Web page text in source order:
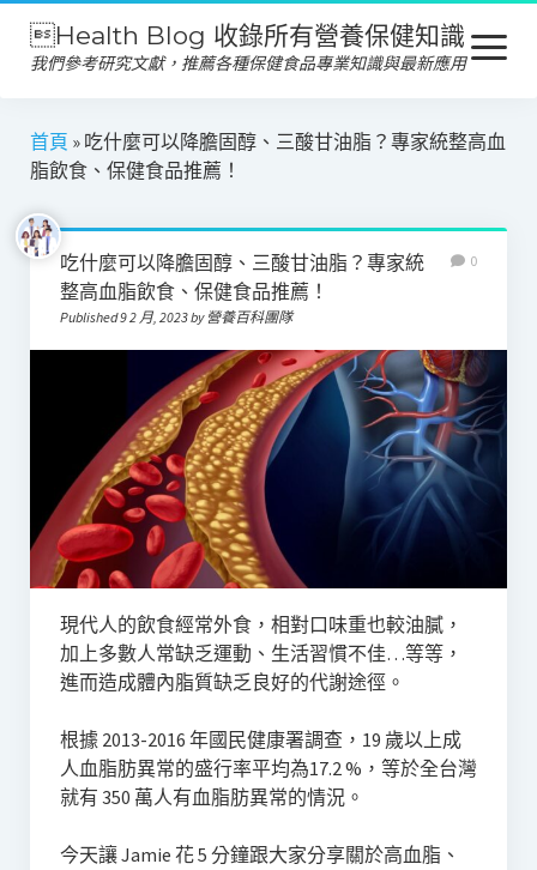
Health Blog 收錄所有營養保健知識
我們參考研究文獻，推薦各種保健食品專業知識與最新應用
open
menu
營養保健
產品推薦
美容保養
首頁 » 吃什麼可以降膽固醇、三酸甘油脂？專家統整高血
脂飲食、保健食品推薦！
吃什麼可以降膽固醇、三酸甘油脂？專家統
整高血脂飲食、保健食品推薦！
Published 9 2 月, 2023 by 營養百科團隊
0
現代人的飲食經常外食，相對口味重也較油膩，
加上多數人常缺乏運動、生活習慣不佳…等等，
進而造成體內脂質缺乏良好的代謝途徑。
根據 2013-2016 年國民健康署調查，19 歲以上成
人血脂肪異常的盛行率平均為17.2 %，等於全台灣
就有 350 萬人有血脂肪異常的情況。
今天讓 Jamie 花 5 分鐘跟大家分享關於高血脂、